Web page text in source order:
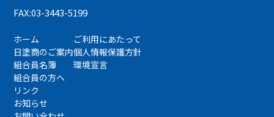
FAX:03-3443-5199
ホーム
日塗商のご案内
組合員名簿
組合員の方へ
リンク
お知らせ
ご利用にあたって
個人情報保護方針
環境宣言